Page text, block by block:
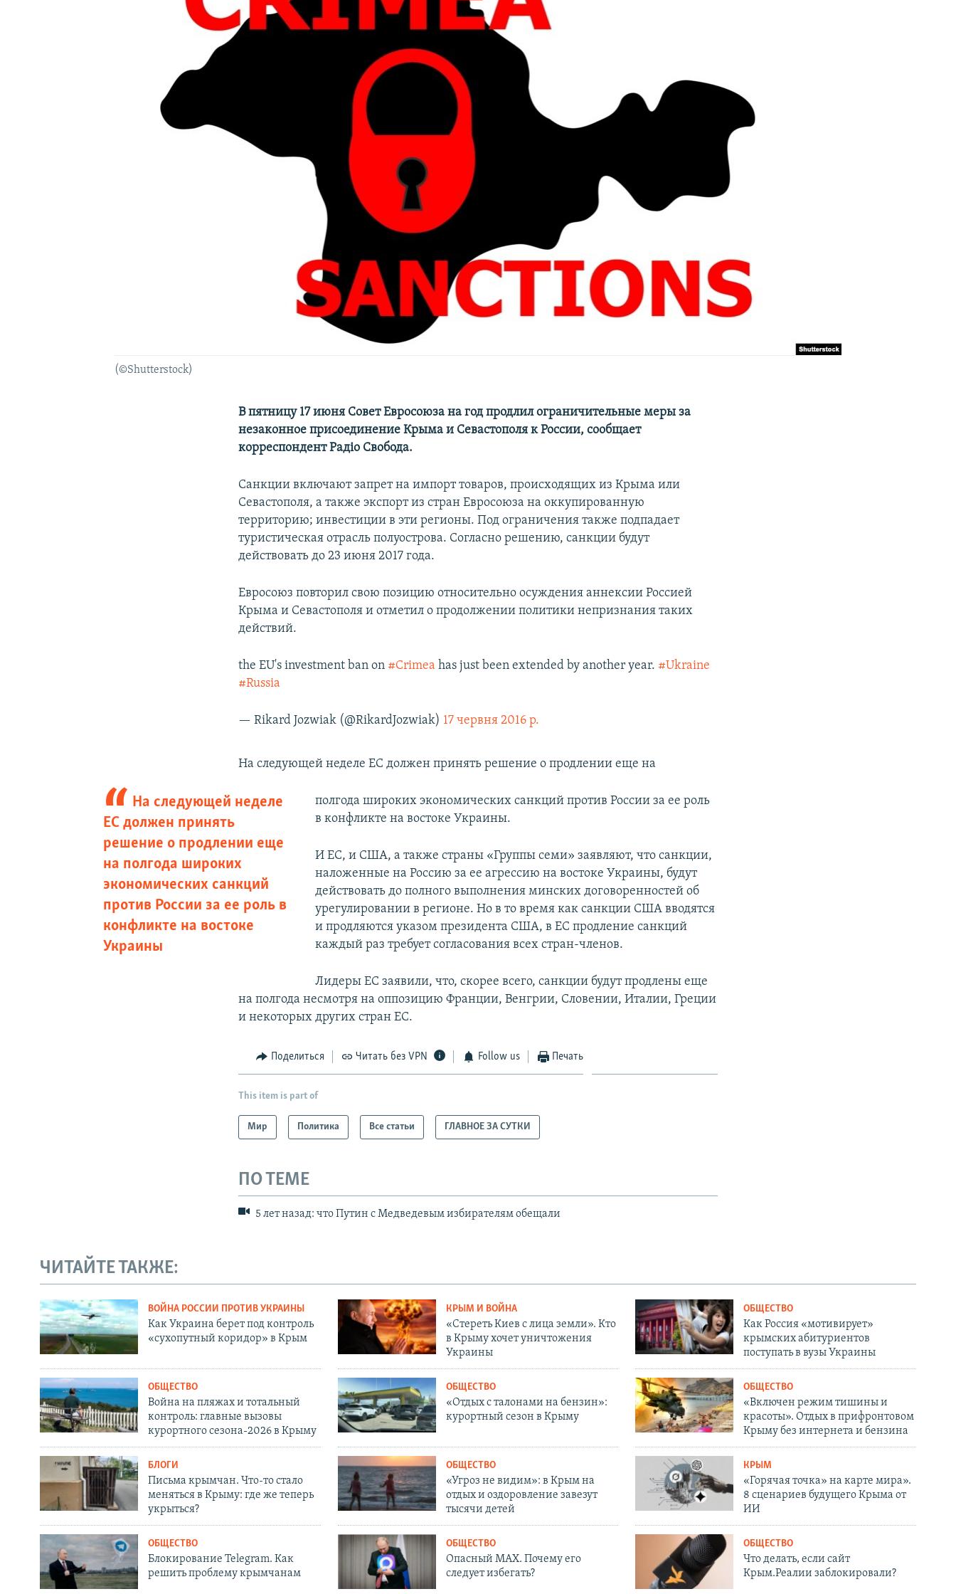
(©Shutterstock)
В пятницу 17 июня Совет Евросоюза на год продлил ограничительные меры за
незаконное присоединение Крыма и Севастополя к России, сообщает
корреспондент Радiо Свобода.
Санкции включают запрет на импорт товаров, происходящих из Крыма или
Севастополя, а также экспорт из стран Евросоюза на оккупированную
территорию; инвестиции в эти регионы. Под ограничения также подпадает
туристическая отрасль полуострова. Согласно решению, санкции будут
действовать до 23 июня 2017 года.
Евросоюз повторил свою позицию относительно осуждения аннексии Россией
Крыма и Севастополя и отметил о продолжении политики непризнания таких
действий.
the EU's investment ban on #Crimea has just been extended by another year. #Ukraine
#Russia
— Rikard Jozwiak (@RikardJozwiak) 17 червня 2016 р.
На следующей неделе ЕС должен принять решение о продлении еще на
На следующей неделе
ЕС должен принять
решение о продлении еще
на полгода широких
экономических санкций
против России за ее роль в
конфликте на востоке
Украины
полгода широких экономических санкций против России за ее роль
в конфликте на востоке Украины.
И ЕС, и США, а также страны «Группы семи» заявляют, что санкции,
наложенные на Россию за ее агрессию на востоке Украины, будут
действовать до полного выполнения минских договоренностей об
урегулировании в регионе. Но в то время как санкции США вводятся
и продляются указом президента США, в ЕС продление санкций
каждый раз требует согласования всех стран-членов.
Лидеры ЕС заявили, что, скорее всего, санкции будут продлены еще
на полгода несмотря на оппозицию Франции, Венгрии, Словении, Италии, Греции
и некоторых других стран ЕС.
Поделиться Читать без VPN Follow us Печать
This item is part of
Мир Политика Все статьи ГЛАВНОЕ ЗА СУТКИ
ПО ТЕМЕ
5 лет назад: что Путин с Медведевым избирателям обещали
ЧИТАЙТЕ ТАКЖЕ:
ВОЙНА РОССИИ ПРОТИВ УКРАИНЫ
Как Украина берет под контроль
«сухопутный коридор» в Крым
КРЫМ И ВОЙНА
«Стереть Киев с лица земли». Кто
в Крыму хочет уничтожения
Украины
ОБЩЕСТВО
Как Россия «мотивирует»
крымских абитуриентов
поступать в вузы Украины
ОБЩЕСТВО
Война на пляжах и тотальный
контроль: главные вызовы
курортного сезона-2026 в Крыму
ОБЩЕСТВО
«Отдых с талонами на бензин»:
курортный сезон в Крыму
ОБЩЕСТВО
«Включен режим тишины и
красоты». Отдых в прифронтовом
Крыму без интернета и бензина
БЛОГИ
Письма крымчан. Что-то стало
меняться в Крыму: где же теперь
укрыться?
ОБЩЕСТВО
«Угроз не видим»: в Крым на
отдых и оздоровление завезут
тысячи детей
КРЫМ
«Горячая точка» на карте мира».
8 сценариев будущего Крыма от
ИИ
ОБЩЕСТВО
Блокирование Telegram. Как
решить проблему крымчанам
ОБЩЕСТВО
Опасный MAX. Почему его
следует избегать?
ОБЩЕСТВО
Что делать, если сайт
Крым.Реалии заблокировали?